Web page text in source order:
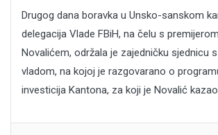
Drugog dana boravka u Unsko-sanskom
delegacija Vlade FBiH, na čelu s
Novalićem, održala je zajedničku sjednicu
vladom, na kojoj je razgovarano o
investicija Kantona, za koji je Novalić kazao